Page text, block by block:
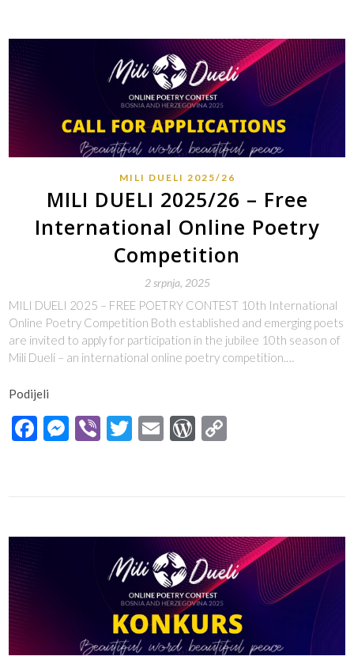
MILI DUELI 2025/26
MILI DUELI 2025/26 – Free
International Online Poetry
Competition
2 srpnja, 2025
MILI DUELI 2025 – FREE POETRY CONTEST 10th International
Online Poetry Competition Both established and emerging poets
are invited to apply for participation in the jubilee 10th season of
Mili Dueli – an international online poetry competition.…
Podijeli
Facebook
Messenger
ViberTwitter
EmailWordPress